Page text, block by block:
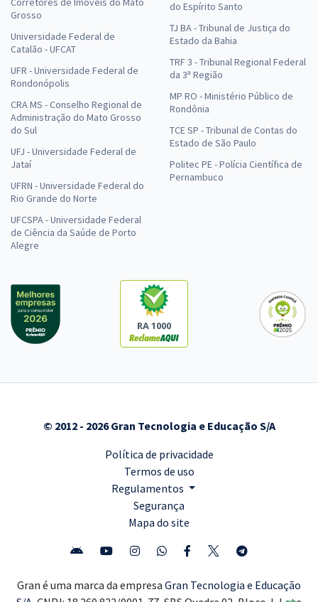
Grosso
Universidade Federal de
Catalão - UFCAT
UFR - Universidade Federal de
Rondonópolis
CRA MS - Conselho Regional de
Administração do Mato Grosso
do Sul
UFJ - Universidade Federal de
Jataí
UFRN - Universidade Federal do
Rio Grande do Norte
UFCSPA - Universidade Federal
de Ciência da Saúde de Porto
Alegre
do Espírito Santo
TJ BA - Tribunal de Justiça do
Estado da Bahia
TRF 3 - Tribunal Regional Federal
da 3ª Região
MP RO - Ministério Público de
Rondônia
TCE SP - Tribunal de Contas do
Estado de São Paulo
Politec PE - Polícia Científica de
Pernambuco
RA 1000
© 2012 - 2026 Gran Tecnologia e Educação S/A
Política de privacidade
Termos de uso
Regulamentos
Segurança
Mapa do site
Gran é uma marca da empresa Gran Tecnologia e Educação